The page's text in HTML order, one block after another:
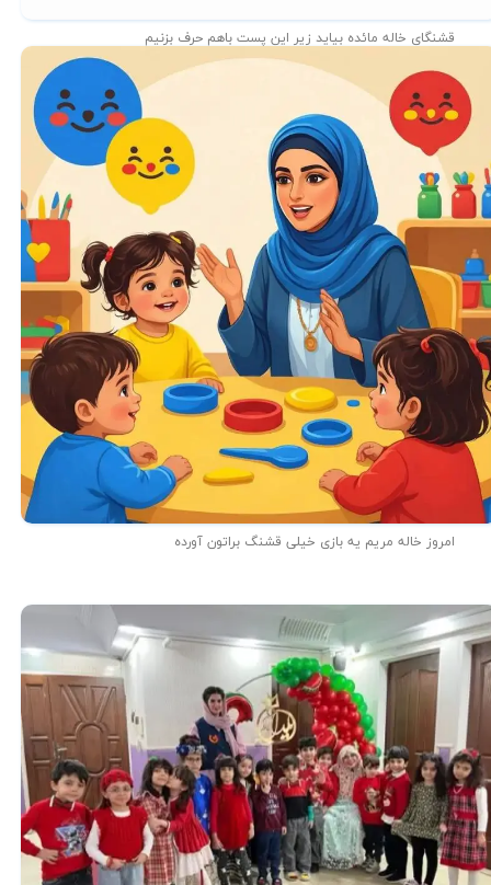
قشنگای خاله مائده بیاید زیر این پست باهم حرف بزنیم
امروز خاله مریم یه بازی خیلی قشنگ براتون آورده